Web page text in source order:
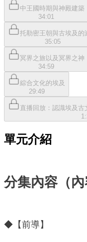
中王國時期與神殿建築
34:01
托勒密王朝與古埃及的
35:05
冥界之旅以及冥界之神
34:59
綜合文化的埃及
29:49
直播回放：認識埃及
單元介紹
分集內容（內
◆【前導】